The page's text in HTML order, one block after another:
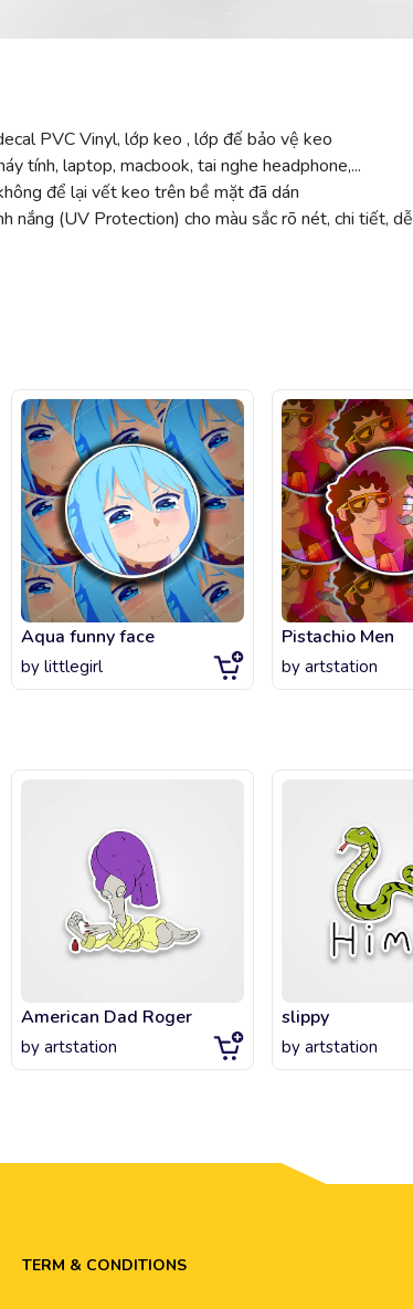
PVC Vinyl, lớp keo , lớp đế bảo vệ keo
tính, laptop, macbook, tai nghe headphone,...
để lại vết keo trên bề mặt đã dán
nắng (UV Protection) cho màu sắc rõ nét, chi tiết, dễ
Aqua funny face
by littlegirl
Pistachio Men
by artstation
American Dad Roger
by artstation
slippy
by artstation
TERM & CONDITIONS